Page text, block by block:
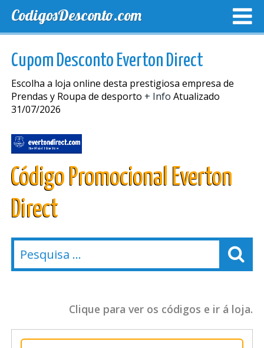
CodigosDesconto.com
Cupom Desconto Everton Direct
Escolha a loja online desta prestigiosa empresa de
Prendas y Roupa de desporto + Info Atualizado
31/07/2026
Código Promocional Everton
Direct
Clique para ver os códigos e ir á loja.